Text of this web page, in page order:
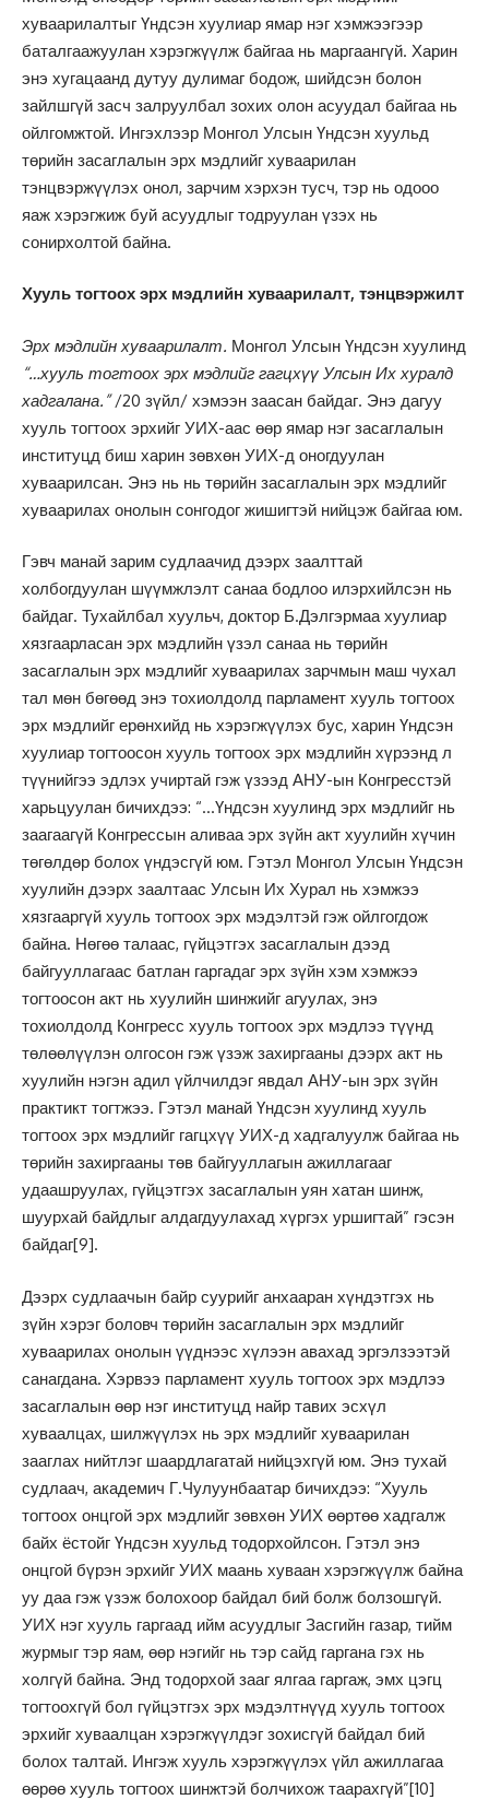
хуваарилалтыг Үндсэн хуулиар ямар нэг хэмжээгээр
баталгаажуулан хэрэгжүүлж байгаа нь маргаангүй. Харин
энэ хугацаанд дутуу дулимаг бодож, шийдсэн болон
зайлшгүй засч залруулбал зохих олон асуудал байгаа нь
ойлгомжтой. Ингэхлээр Монгол Улсын Үндсэн хуульд
төрийн засаглалын эрх мэдлийг хуваарилан
тэнцвэржүүлэх онол, зарчим хэрхэн тусч, тэр нь одооо
яаж хэрэгжиж буй асуудлыг тодруулан үзэх нь
сонирхолтой байна.
Хууль тогтоох эрх мэдлийн хуваарилалт, тэнцвэржилт
Эрх мэдлийн хуваарилалт. Монгол Улсын Үндсэн хуулинд
“…хууль тогтоох эрх мэдлийг гагцхүү Улсын Их хуралд
хадгалана.”/20 зүйл/ хэмээн заасан байдаг. Энэ дагуу
хууль тогтоох эрхийг УИХ-аас өөр ямар нэг засаглалын
институцд биш харин зөвхөн УИХ-д оногдуулан
хуваарилсан. Энэ нь нь төрийн засаглалын эрх мэдлийг
хуваарилах онолын сонгодог жишигтэй нийцэж байгаа юм.
Гэвч манай зарим судлаачид дээрх заалттай
холбогдуулан шүүмжлэлт санаа бодлоо илэрхийлсэн нь
байдаг. Тухайлбал хуульч, доктор Б.Дэлгэрмаа хуулиар
хязгаарласан эрх мэдлийн үзэл санаа нь төрийн
засаглалын эрх мэдлийг хуваарилах зарчмын маш чухал
тал мөн бөгөөд энэ тохиолдолд парламент хууль тогтоох
эрх мэдлийг ерөнхийд нь хэрэгжүүлэх бус, харин Үндсэн
хуулиар тогтоосон хууль тогтоох эрх мэдлийн хүрээнд л
түүнийгээ эдлэх учиртай гэж үзээд АНУ-ын Конгресстэй
харьцуулан бичихдээ: “…Үндсэн хуулинд эрх мэдлийг нь
заагаагүй Конгрессын аливаа эрх зүйн акт хуулийн хүчин
төгөлдөр болох үндэсгүй юм. Гэтэл Монгол Улсын Үндсэн
хуулийн дээрх заалтаас Улсын Их Хурал нь хэмжээ
хязгааргүй хууль тогтоох эрх мэдэлтэй гэж ойлгогдож
байна. Нөгөө талаас, гүйцэтгэх засаглалын дээд
байгууллагаас батлан гаргадаг эрх зүйн хэм хэмжээ
тогтоосон акт нь хуулийн шинжийг агуулах, энэ
тохиолдолд Конгресс хууль тогтоох эрх мэдлээ түүнд
төлөөлүүлэн олгосон гэж үзэж захиргааны дээрх акт нь
хуулийн нэгэн адил үйлчилдэг явдал АНУ-ын эрх зүйн
практикт тогтжээ. Гэтэл манай Үндсэн хуулинд хууль
тогтоох эрх мэдлийг гагцхүү УИХ-д хадгалуулж байгаа нь
төрийн захиргааны төв байгууллагын ажиллагааг
удаашруулах, гүйцэтгэх засаглалын уян хатан шинж,
шуурхай байдлыг алдагдуулахад хүргэх уршигтай” гэсэн
байдаг[9].
Дээрх судлаачын байр суурийг анхааран хүндэтгэх нь
зүйн хэрэг боловч төрийн засаглалын эрх мэдлийг
хуваарилах онолын үүднээс хүлээн авахад эргэлзээтэй
санагдана. Хэрвээ парламент хууль тогтоох эрх мэдлээ
засаглалын өөр нэг институцд найр тавих эсхүл
хуваалцах, шилжүүлэх нь эрх мэдлийг хуваарилан
зааглах нийтлэг шаардлагатай нийцэхгүй юм. Энэ тухай
судлаач, академич Г.Чулуунбаатар бичихдээ: “Хууль
тогтоох онцгой эрх мэдлийг зөвхөн УИХ өөртөө хадгалж
байх ёстойг Үндсэн хуульд тодорхойлсон. Гэтэл энэ
онцгой бүрэн эрхийг УИХ маань хуваан хэрэгжүүлж байна
уу даа гэж үзэж болохоор байдал бий болж болзошгүй.
УИХ нэг хууль гаргаад ийм асуудлыг Засгийн газар, тийм
журмыг тэр яам, өөр нэгийг нь тэр сайд гаргана гэх нь
холгүй байна. Энд тодорхой зааг ялгаа гаргаж, эмх цэгц
тогтоохгүй бол гүйцэтгэх эрх мэдэлтнүүд хууль тогтоох
эрхийг хуваалцан хэрэгжүүлдэг зохисгүй байдал бий
болох талтай. Ингэж хууль хэрэгжүүлэх үйл ажиллагаа
өөрөө хууль тогтоох шинжтэй болчихож таарахгүй”[10]